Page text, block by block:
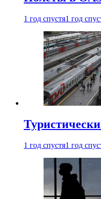
1 год спустя1 год
1 год спустя1 год